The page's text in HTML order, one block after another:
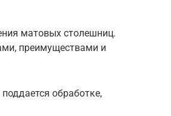
матовых столешниц.
преимуществами и
обработке,